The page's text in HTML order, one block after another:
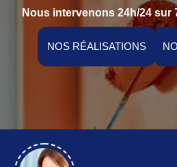
Nous intervenons 24h/24 sur
NOS RÉALISATIONS